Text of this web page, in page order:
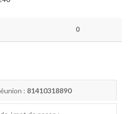
0
: 81410318890